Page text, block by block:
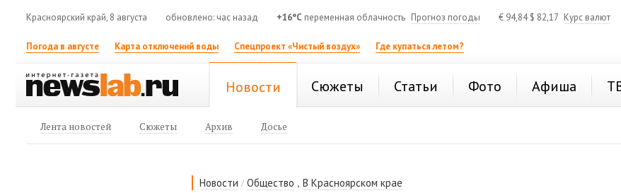
Красноярский край, 8 августа обновлено: час назад +16°C переменная облачность Прогноз погоды € 94,84$ 82,17 Курс валют
Погода в августе Карта отключений воды Спецпроект «Чистый воздух» Где купаться летом?
Новости Сюжеты Статьи Фото Афиша
Лента новостей Сюжеты Архив Досье
Новости /Общество ,В Красноярском крае